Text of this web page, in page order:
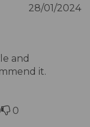
28/01/2024
and
it.
0